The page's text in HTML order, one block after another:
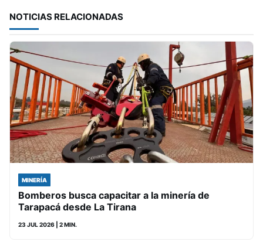
NOTICIAS RELACIONADAS
MINERÍA
Bomberos busca capacitar a la minería de
Tarapacá desde La Tirana
23 JUL 2026 | 2 MIN.